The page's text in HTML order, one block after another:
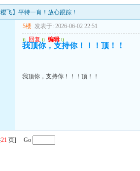
飞】平特一肖！放心跟踪！
5楼 发表于: 2026-06-02 22:51
u 回复 u 编辑 u
我顶你，支持你！！！顶！！
我顶你，支持你！！！顶！！
21 页] Go